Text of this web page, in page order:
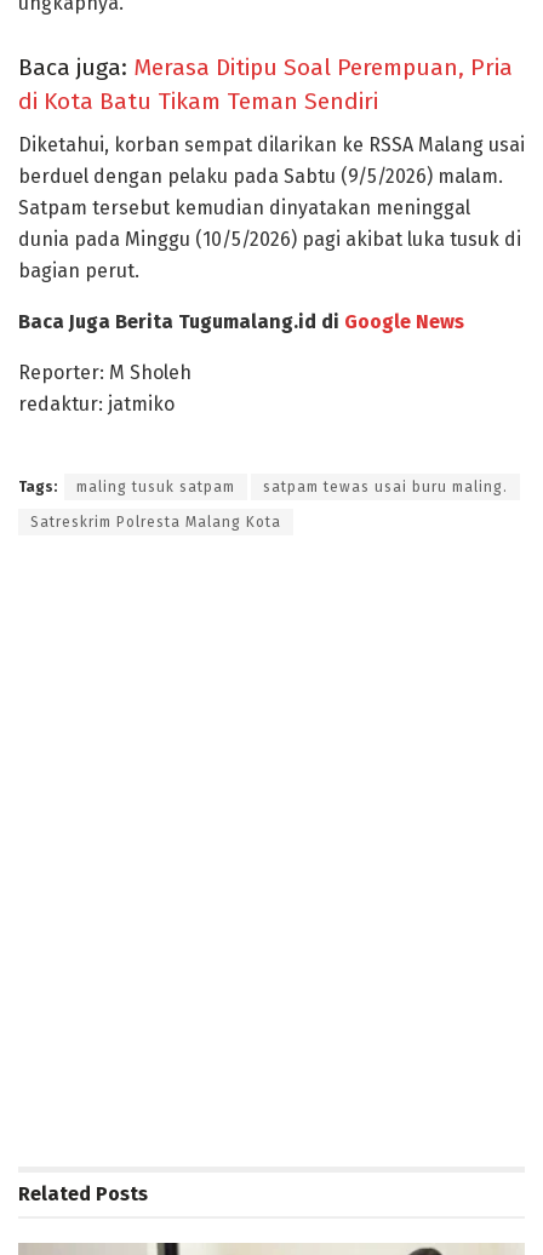
Baca juga: Merasa Ditipu Soal Perempuan, Pria
di Kota Batu Tikam Teman Sendiri
Diketahui, korban sempat dilarikan ke RSSA Malang usai
berduel dengan pelaku pada Sabtu (9/5/2026) malam.
Satpam tersebut kemudian dinyatakan meninggal
dunia pada Minggu (10/5/2026) pagi akibat luka tusuk di
bagian perut.
Baca Juga Berita Tugumalang.id di Google News
Reporter: M Sholeh
redaktur: jatmiko
Tags: maling tusuk satpam satpam tewas usai buru maling.
Satreskrim Polresta Malang Kota
Related Posts